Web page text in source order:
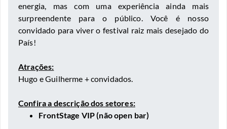
energia, mas com uma experiência ainda mais
surpreendente para o público. Você é nosso
convidado para viver o festival raiz mais desejado do
País!
Atrações:
Hugo e Guilherme + convidados.
Confira a descrição dos setores:
FrontStage VIP (não open bar)